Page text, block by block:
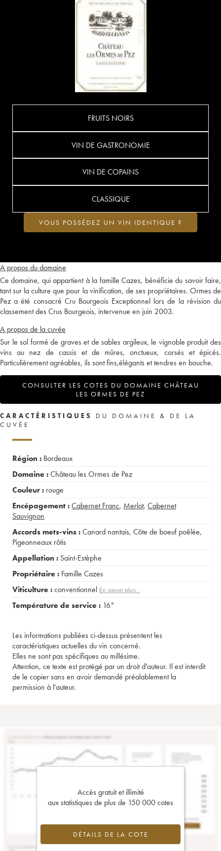
A propos du domaine
Ce domaine, qui appartient à la famille Cazes, bénéficie du savoir faire,
tant sur la culture que pour la vinification, de ses propriétaires. Ormes de
Pez a été consacré Cru Bourgeois Exceptionnel lors de la révision du
classement des Crus Bourgeois, intervenue en juin 2003.
A propos de la cuvée
Sur le sol formé de graves et de sables argileux, le vignoble produit des
vins au nez de cassis et de mûres, onctueux, corsés et épicés.
Particulièrement agréables, ils sont fins,élégants et tendres en bouche.
CONSULTER LES COTES DU DOMAINE CHÂTEAU
LES ORMES DE PEZ
FRUITS NOIRS
VIN DE GASTRONOMIE
VIN DE COPAINS
CLASSIQUE
VOUS POSSÉDEZ UN VIN IDENTIQUE ?
CARACTÉRISTIQUES
DU DOMAINE & DE LA
CUVÉE
Région : Bordeaux
Domaine :Château les Ormes de Pez
Couleur : rouge
Encépagement :Cabernet Franc, Merlot, Cabernet
Sauvignon
Accords mets-vins :Canard nantais, Côte de boeuf poêlée,
Pigeonneaux rôtis
Appellation : Saint-Estèphe
Propriétaire : Famille Cazes
Viticulture :conventionnel En savoir plus...
Température de service : 16°
Les informations publiées ci-dessus présentent les
caractéristiques actuelles du vin concerné.
Elles ne sont pas spécifiques au millésime.
Attention, ce texte est protégé par un droit d'auteur. Il est interdit
de le copier sans en avoir demandé préalablement la
permission à l'auteur.
Accès gratuit et illimité
aux statistiques de plus de 150 000 cotes
DÉTAILS DE LA COTE